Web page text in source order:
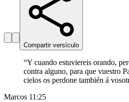
Compartir versículo
“Y cuando estuviereis orando,
contra alguno, para que vuestro
cielos os perdone también á
Marcos 11:25